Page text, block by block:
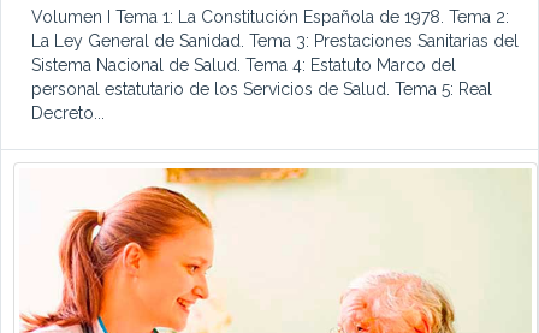
Volumen I Tema 1: La Constitución Española de 1978. Tema 2:
La Ley General de Sanidad. Tema 3: Prestaciones Sanitarias del
Sistema Nacional de Salud. Tema 4: Estatuto Marco del
personal estatutario de los Servicios de Salud. Tema 5: Real
Decreto...